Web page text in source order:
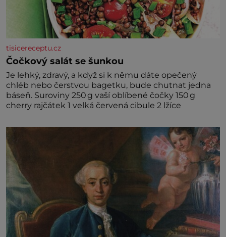
tisicereceptu.cz
Čočkový salát se šunkou
Je lehký, zdravý, a když si k němu dáte opečený
chléb nebo čerstvou bagetku, bude chutnat jedna
báseň. Suroviny 250 g vaší oblíbené čočky 150 g
cherry rajčátek 1 velká červená cibule 2 lžíce